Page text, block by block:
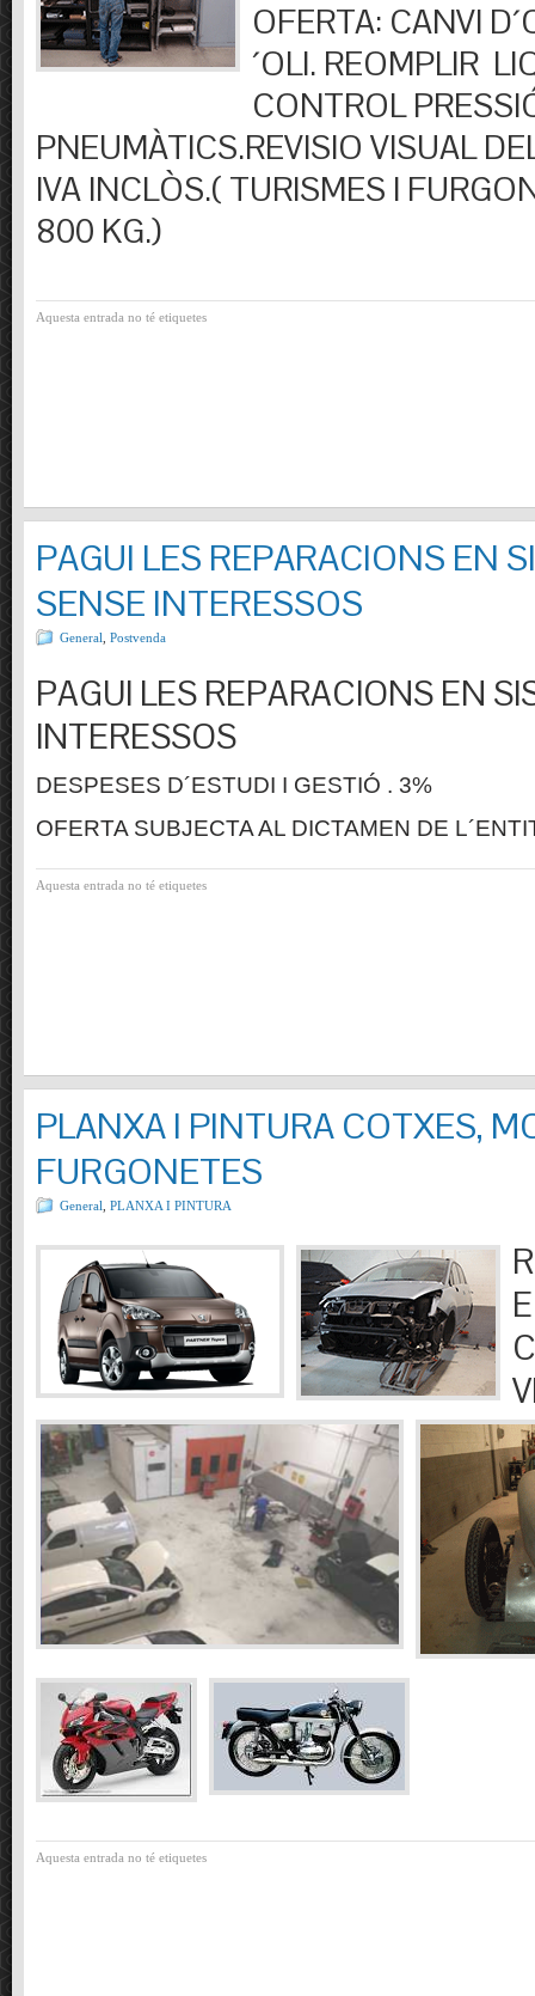
OFERTA: CANVI
´OLI. REOMPLIR
CONTROL
PNEUMÀTICS.REVISIO VISUAL
IVA INCLÒS.( TURISMES I
800 KG.)
Aquesta entrada no té etiquetes
PAGUI LES REPARACIONS EN
SENSE INTERESSOS
General Postvenda
PAGUI LES REPARACIONS EN
INTERESSOS
DESPESES D´ESTUDI I GESTIÓ . 3%
OFERTA SUBJECTA AL DICTAMEN DE
Aquesta entrada no té etiquetes
PLANXA I PINTURA COTXES,
FURGONETES
General PLANXA I PINTURA
Aquesta entrada no té etiquetes